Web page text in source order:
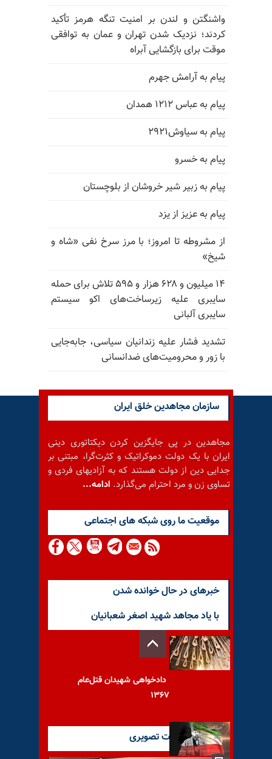
واشنگتن و لندن بر امنیت تنگه هرمز تأکید
کردند؛ نزدیک شدن تهران و عمان به توافقی
موقت برای بازگشایی آبراه
پیام به آرامش جهرم
پیام به عباس ۱۲۱۲ همدان
پیام به سیاوش۲۹۲۱
پیام به خسرو
پیام به زبیر شیر خروشان از بلوچستان
پیام به عزیز از یزد
از مشروطه تا امروز؛ با مرز سرخ نفی «شاه و
شیخ»
۱۴ میلیون و ۶۲۸ هزار و ۵۹۵ تلاش برای حمله
سایبری علیه زیرساخت‌های اکو سیستم
سایبری آلبانی
تشدید فشار علیه زندانیان سیاسی، جابه‌جایی
با زور و محرومیت‌های ضدانسانی
سازمان مجاهدین خلق ایران
مجاهدین در پی جایگزین کردن دیکتاتوری دینی
ایران با یک دولت دموکراتیک و کثرت‌گرا، مبتنی بر
جدایی دین از دولت هستند که به آزادیهای فردی و
تساوی زن و مرد احترام می‌گذارد. ادامه...
موقعيت ما روى شبكه هاى اجتماعى
خبرهای در حال خوانده شدن
با یاد مجاهد شهید اصغر شعبانیان
دادخواهی شهیدان قتل‌عام
۱۳۶۷
آخرین گزارشات تصویری